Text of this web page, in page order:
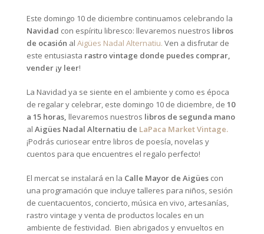
Este domingo 10 de diciembre continuamos celebrando la
Navidad con espíritu libresco: llevaremos nuestros libros
de ocasión al Aigües Nadal Alternatiu. Ven a disfrutar de
este entusiasta rastro vintage donde puedes comprar,
vender ¡y leer!
La Navidad ya se siente en el ambiente y como es época
de regalar y celebrar, este domingo 10 de diciembre, de 10
a 15 horas, llevaremos nuestros libros de segunda mano
al Aigües Nadal Alternatiu de LaPaca Market Vintage.
¡Podrás curiosear entre libros de poesía, novelas y
cuentos para que encuentres el regalo perfecto!
El mercat se instalará en la Calle Mayor de Aigüescon
una programación que incluye talleres para niños, sesión
de cuentacuentos, concierto, música en vivo, artesanías,
rastro vintage y venta de productos locales en un
ambiente de festividad. Bien abrigados y envueltos en